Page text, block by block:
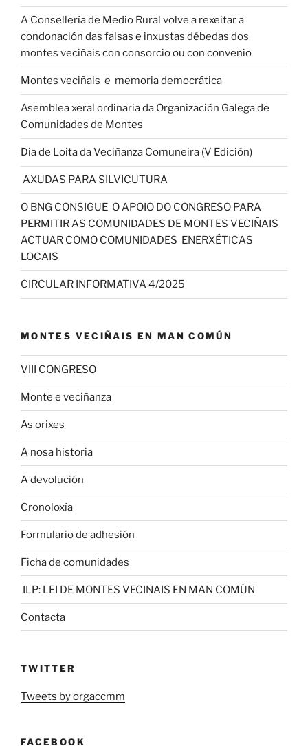
A Consellería de Medio Rural volve a rexeitar a
condonación das falsas e inxustas débedas dos
montes veciñais con consorcio ou con convenio
Montes veciñais e memoria democrática
Asemblea xeral ordinaria da Organización Galega de
Comunidades de Montes
Dia de Loita da Veciñanza Comuneira (V Edición)
AXUDAS PARA SILVICUTURA
O BNG CONSIGUE O APOIO DO CONGRESO PARA
PERMITIR AS COMUNIDADES DE MONTES VECIÑAIS
ACTUAR COMO COMUNIDADES ENERXÉTICAS
LOCAIS
CIRCULAR INFORMATIVA 4/2025
MONTES VECIÑAIS EN MAN COMÚN
VIII CONGRESO
Monte e veciñanza
As orixes
A nosa historia
A devolución
Cronoloxía
Formulario de adhesión
Ficha de comunidades
ILP: LEI DE MONTES VECIÑAIS EN MAN COMÚN
Contacta
TWITTER
Tweets by orgaccmm
FACEBOOK